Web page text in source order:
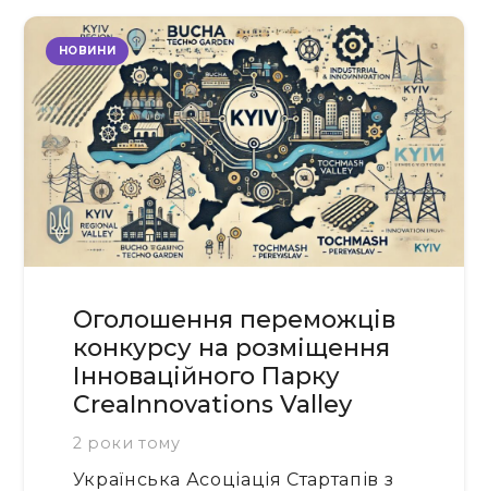
НОВИНИ
Оголошення переможців
конкурсу на розміщення
Інноваційного Парку
CreaInnovations Valley
2 роки тому
Українська Асоціація Стартапів з